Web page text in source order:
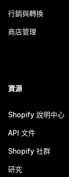
行銷與轉換
商店管理
資源
Shopify 說明中心
API 文件
Shopify 社群
研究